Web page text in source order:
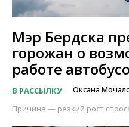
Мэр Бердска
горожан о
работе
В РАССЫЛКУ Оксана
Причина — резкий рост